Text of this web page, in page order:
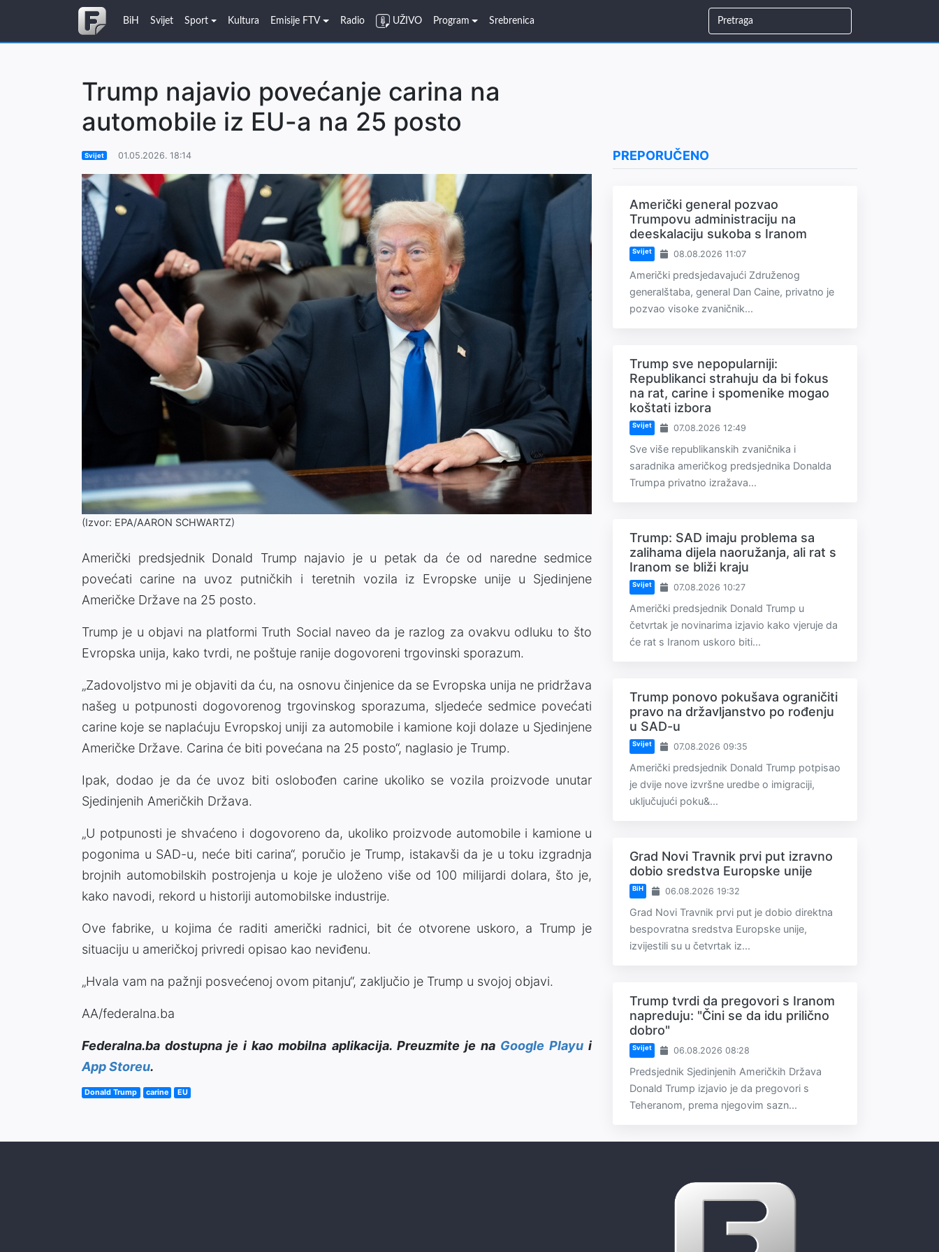
BiH Svijet Sport Kultura Emisije FTV Radio UŽIVO Program Srebrenica
Trump najavio povećanje carina na
automobile iz EU-a na 25 posto
Svijet 01.05.2026. 18:14
(Izvor: EPA/AARON SCHWARTZ)
Američki predsjednik Donald Trump najavio je u petak da će od naredne sedmice
povećati carine na uvoz putničkih i teretnih vozila iz Evropske unije u Sjedinjene
Američke Države na 25 posto.
Trump je u objavi na platformi Truth Social naveo da je razlog za ovakvu odluku to što
Evropska unija, kako tvrdi, ne poštuje ranije dogovoreni trgovinski sporazum.
„Zadovoljstvo mi je objaviti da ću, na osnovu činjenice da se Evropska unija ne pridržava
našeg u potpunosti dogovorenog trgovinskog sporazuma, sljedeće sedmice povećati
carine koje se naplaćuju Evropskoj uniji za automobile i kamione koji dolaze u Sjedinjene
Američke Države. Carina će biti povećana na 25 posto“, naglasio je Trump.
Ipak, dodao je da će uvoz biti oslobođen carine ukoliko se vozila proizvode unutar
Sjedinjenih Američkih Država.
„U potpunosti je shvaćeno i dogovoreno da, ukoliko proizvode automobile i kamione u
pogonima u SAD-u, neće biti carina“, poručio je Trump, istakavši da je u toku izgradnja
brojnih automobilskih postrojenja u koje je uloženo više od 100 milijardi dolara, što je,
kako navodi, rekord u historiji automobilske industrije.
Ove fabrike, u kojima će raditi američki radnici, bit će otvorene uskoro, a Trump je
situaciju u američkoj privredi opisao kao neviđenu.
„Hvala vam na pažnji posvećenoj ovom pitanju“, zaključio je Trump u svojoj objavi.
AA/federalna.ba
Federalna.ba dostupna je i kao mobilna aplikacija. Preuzmite je na Google Playui
App Storeu.
Donald Trump carine EU
PREPORUČENO
Američki general pozvao
Trumpovu administraciju na
deeskalaciju sukoba s Iranom
Svijet 08.08.2026 11:07
Američki predsjedavajući Združenog
generalštaba, general Dan Caine, privatno je
pozvao visoke zvaničnik...
Trump sve nepopularniji:
Republikanci strahuju da bi fokus
na rat, carine i spomenike mogao
koštati izbora
Svijet 07.08.2026 12:49
Sve više republikanskih zvaničnika i
saradnika američkog predsjednika Donalda
Trumpa privatno izražava...
Trump: SAD imaju problema sa
zalihama dijela naoružanja, ali rat s
Iranom se bliži kraju
Svijet 07.08.2026 10:27
Američki predsjednik Donald Trump u
četvrtak je novinarima izjavio kako vjeruje da
će rat s Iranom uskoro biti...
Trump ponovo pokušava ograničiti
pravo na državljanstvo po rođenju
u SAD-u
Svijet 07.08.2026 09:35
Američki predsjednik Donald Trump potpisao
je dvije nove izvršne uredbe o imigraciji,
uključujući poku&...
Grad Novi Travnik prvi put izravno
dobio sredstva Europske unije
BiH 06.08.2026 19:32
Grad Novi Travnik prvi put je dobio direktna
bespovratna sredstva Europske unije,
izvijestili su u četvrtak iz...
Trump tvrdi da pregovori s Iranom
napreduju: "Čini se da idu prilično
dobro"
Svijet 06.08.2026 08:28
Predsjednik Sjedinjenih Američkih Država
Donald Trump izjavio je da pregovori s
Teheranom, prema njegovim sazn...